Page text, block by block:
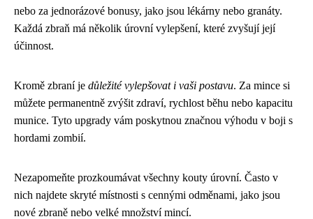
nebo za jednorázové bonusy, jako jsou lékárny nebo granáty.
Každá zbraň má několik úrovní vylepšení, které zvyšují její
účinnost.
Kromě zbraní je důležité vylepšovat i vaši postavu. Za mince si
můžete permanentně zvýšit zdraví, rychlost běhu nebo kapacitu
munice. Tyto upgrady vám poskytnou značnou výhodu v boji s
hordami zombií.
Nezapomeňte prozkoumávat všechny kouty úrovní. Často v
nich najdete skryté místnosti s cennými odměnami, jako jsou
nové zbraně nebo velké množství mincí.